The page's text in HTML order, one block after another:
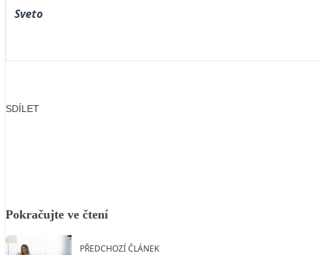
Sveto
SDÍLET
Pokračujte ve čtení
PŘEDCHOZÍ ČLÁNEK